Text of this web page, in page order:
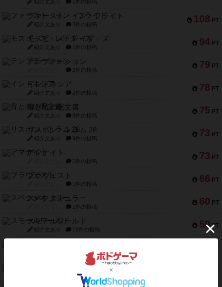
紹介文あり 1件の投稿
108 PT
ファースト・イン・フライト
紹介文あり 3件の投稿
94 PT
モズビ－ズ・レイダ－ズ
紹介文あり 1件の投稿
79 PT
テンプテーション
2件の投稿
78 PT
インドネシア
紹介文あり 2件の投稿
75 PT
宵と暁の呪文書
紹介文あり 8件の投稿
73 PT
リスボン・トラム 28
紹介文あり 9件の投稿
73 PT
アマナイト
1件の投稿
66 PT
ブラヴェスト
1件の投稿
60 PT
スペクタキュラー
1件の投稿
59 PT
スモールワールド
紹介文あり 13件の投稿
PT
2件の投稿
PT
Bitter End ブタペスト救出作戦
1件の投稿